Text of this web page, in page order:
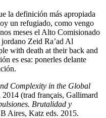
la definición más apropiada
un refugiado, como vengo
meses el Alto Comisionado
Zeid Ra’ad Al
with death at their back and
es esa: ponerles delante
Complexity in the Global
(trad français, Gallimard
Brutalidad y
B Aires, Katz eds. 2015.